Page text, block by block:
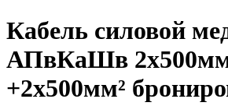
Кабель силовой
АПвКаШв
+2x500мм²